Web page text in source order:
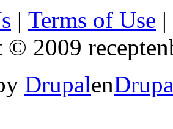
| Terms of Use |
2009
Drupalen